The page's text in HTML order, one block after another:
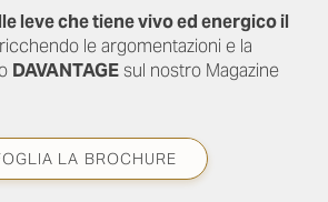
leve che tiene vivo ed energico il
le argomentazioni e la
DAVANTAGEsul nostro Magazine
LA BROCHURE